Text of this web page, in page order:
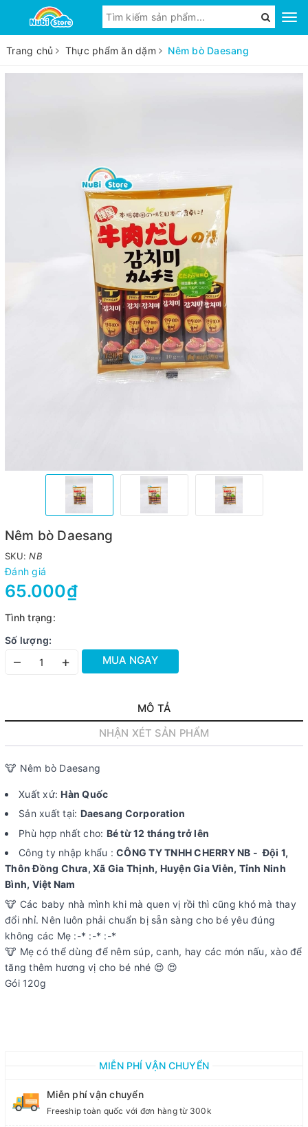
Trang chủ Thực phẩm ăn dặm Nêm bò Daesang
Nêm bò Daesang
SKU:NB
Đánh giá
65.000₫
Tình trạng:
Số lượng:
– + MUA NGAY
MÔ TẢ
NHẬN XÉT SẢN PHẨM
🐮 Nêm bò Daesang
Xuất xứ:Hàn Quốc
Sản xuất tại: Daesang Corporation
Phù hợp nhất cho: Bé từ 12 tháng trở lên
Công ty nhập khẩu : CÔNG TY TNHH CHERRY NB - Đội 1,
Thôn Đồng Chưa, Xã Gia Thịnh, Huyện Gia Viễn, Tỉnh Ninh
Bình, Việt Nam
🐮 Các baby nhà mình khi mà quen vị rồi thì cũng khó mà thay
đổi nhỉ. Nên luôn phải chuẩn bị sẵn sàng cho bé yêu đúng
không các Mẹ :-* :-* :-*
🐮 Mẹ có thể dùng để nêm súp, canh, hay các món nấu, xào để
tăng thêm hương vị cho bé nhé 😍 😍
Gói 120g
MIỄN PHÍ VẬN CHUYỂN
Miễn phí vận chuyển
Freeship toàn quốc với đơn hàng từ 300k